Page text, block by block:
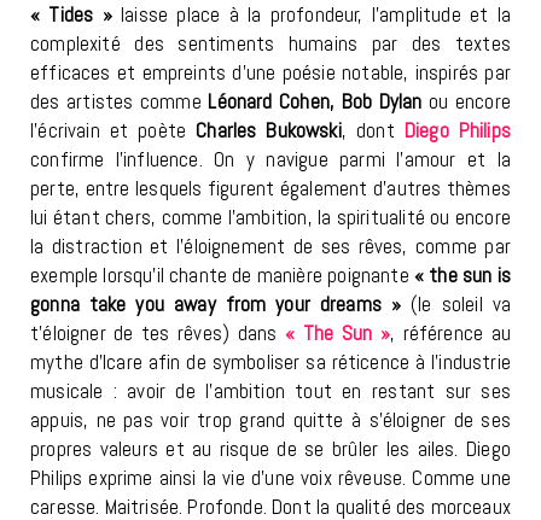
« Tides »laisse place à la profondeur, l’amplitude et la
complexité des sentiments humains par des textes
efficaces et empreints d’une poésie notable, inspirés par
des artistes commeLéonard Cohen, Bob Dylan ou encore
l’écrivain et poèteCharles Bukowski, dont Diego Philips
confirme l’influence. On y navigue parmi l’amour et la
perte, entre lesquels figurent également d’autres thèmes
lui étant chers, comme l’ambition, la spiritualité ou encore
la distraction et l’éloignement de ses rêves, comme par
exemple lorsqu’il chante de manière poignante « the sun is
gonna take you away from your dreams » (le soleil va
t’éloigner de tes rêves) dans « The Sun », référence au
mythe d’Icare afin de symboliser sa réticence à l’industrie
musicale : avoir de l’ambition tout en restant sur ses
appuis, ne pas voir trop grand quitte à s’éloigner de ses
propres valeurs et au risque de se brûler les ailes. Diego
Philips exprime ainsi la vie d’une voix rêveuse. Comme une
caresse. Maitrisée. Profonde. Dont la qualité des morceaux